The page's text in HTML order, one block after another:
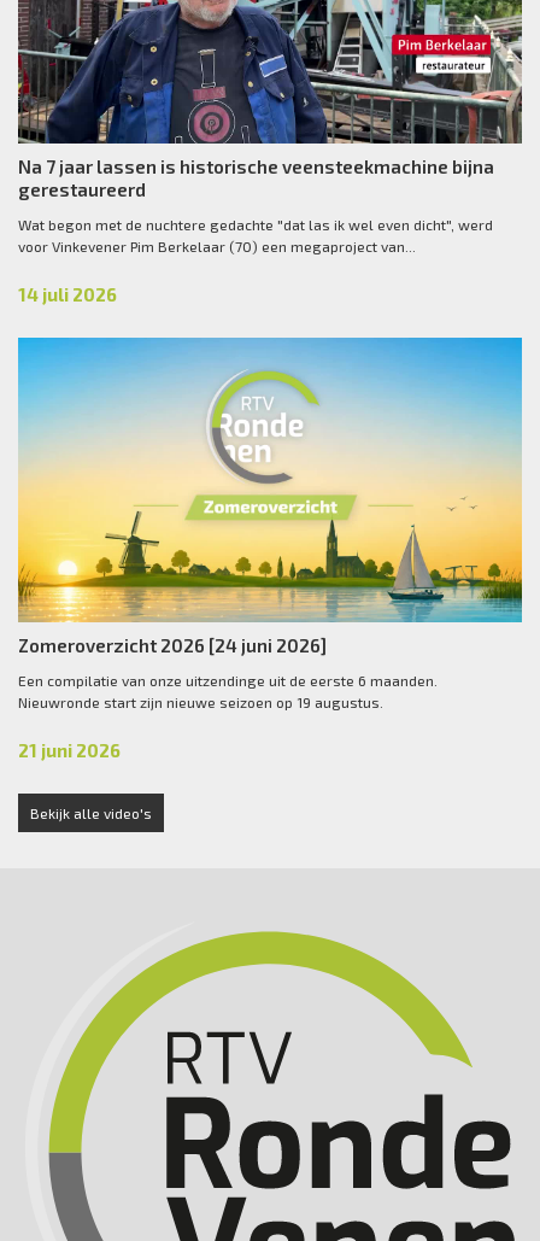
Na 7 jaar lassen is historische veensteekmachine bijna
gerestaureerd
Wat begon met de nuchtere gedachte "dat las ik wel even dicht", werd
voor Vinkevener Pim Berkelaar (70) een megaproject van...
14 juli 2026
Zomeroverzicht 2026 [24 juni 2026]
Een compilatie van onze uitzendinge uit de eerste 6 maanden.
Nieuwronde start zijn nieuwe seizoen op 19 augustus.
21 juni 2026
Bekijk alle video's